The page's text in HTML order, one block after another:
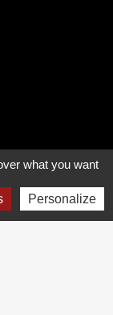
what you want
Personalize